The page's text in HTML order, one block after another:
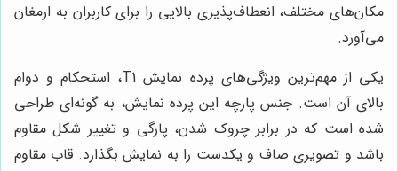
مکان‌های مختلف، انعطاف‌پذیری بالایی را برای کاربران به ارمغان
می‌آورد.
یکی از مهم‌ترین ویژگی‌های پرده نمایش T1، استحکام و دوام
بالای آن است. جنس پارچه این پرده نمایش، به گونه‌ای طراحی
شده است که در برابر چروک شدن، پارگی و تغییر شکل مقاوم
باشد و تصویری صاف و یکدست را به نمایش بگذارد. قاب مقاوم